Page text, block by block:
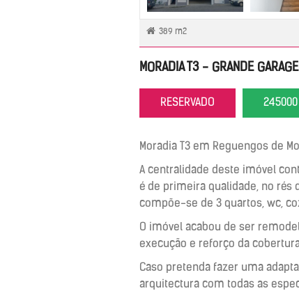
389 m2
MORADIA T3 - GRANDE
RESERVADO
Moradia T3 em Reguengos de
A centralidade deste imóvel
é de primeira qualidade, no rés
compõe-se de 3 quartos, wc,
O imóvel acabou de ser
execução e reforço da
Caso pretenda fazer uma
arquitectura com todas as